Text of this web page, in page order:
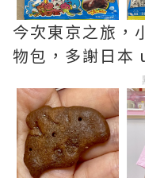
今次東京之旅，
物包，多謝日本